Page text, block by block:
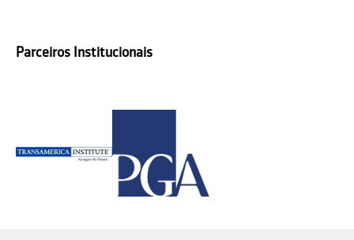
Parceiros Institucionais